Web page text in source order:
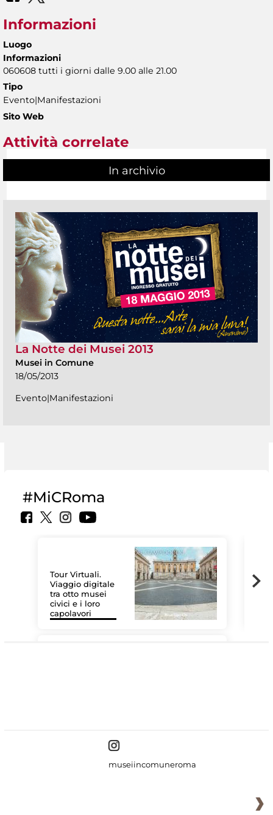
Informazioni
Luogo
Informazioni
060608 tutti i giorni dalle 9.00 alle 21.00
Tipo
Evento|Manifestazioni
Sito Web
Attività correlate
In archivio
La Notte dei Musei 2013
Musei in Comune
18/05/2013
Evento|Manifestazioni
#MiCRoma
Tour Virtuali.
Viaggio digitale
tra otto musei
civici e i loro
capolavori
museiincomuneroma